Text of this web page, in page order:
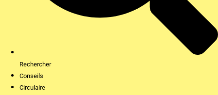
Rechercher
Conseils
Circulaire